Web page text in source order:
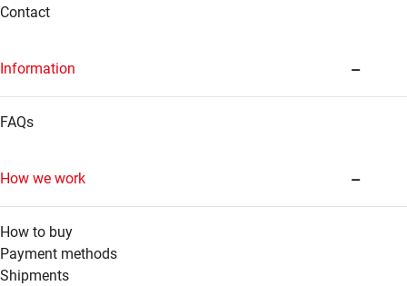
Contact
Information
FAQs
How we work
How to buy
Payment methods
Shipments